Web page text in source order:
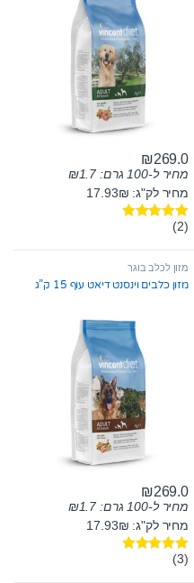
₪269.0
מחיר ל-100 גרם: ₪1.7
מחיר לק"ג: 17.93₪
דורג(2)
מזון לכלב בוגר
מזון כלבים וינסנט דיאט עוף 15 ק”ג
₪269.0
מחיר ל-100 גרם: ₪1.7
מחיר לק"ג: 17.93₪
דורג(3)